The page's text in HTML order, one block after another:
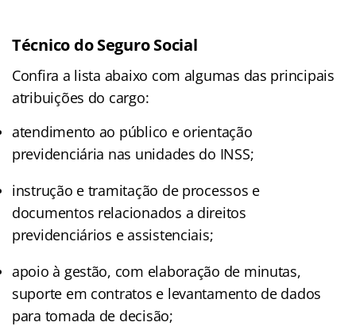
Técnico do Seguro Social
Confira a lista abaixo com algumas das principais
atribuições do cargo:
atendimento ao público e orientação
previdenciária nas unidades do INSS;
instrução e tramitação de processos e
documentos relacionados a direitos
previdenciários e assistenciais;
apoio à gestão, com elaboração de minutas,
suporte em contratos e levantamento de dados
para tomada de decisão;